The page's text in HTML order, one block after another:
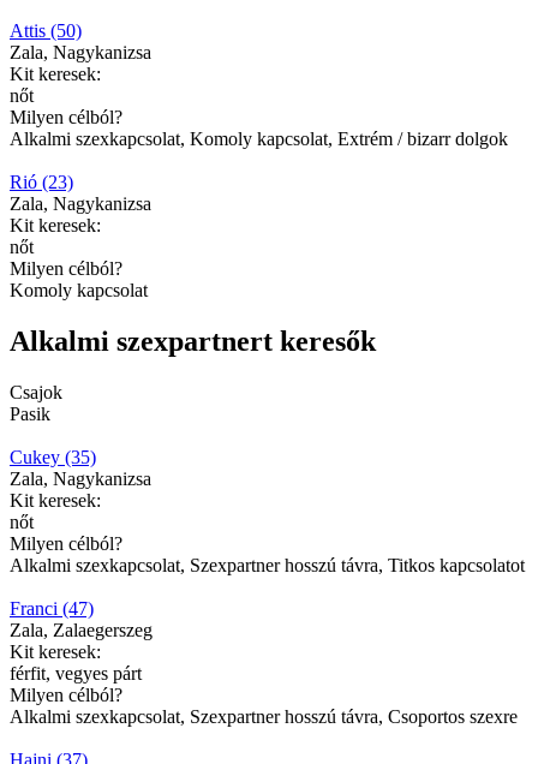
Attis (50)
Zala, Nagykanizsa
Kit keresek:
nőt
Milyen célból?
Alkalmi szexkapcsolat, Komoly kapcsolat, Extrém / bizarr dolgok
Rió (23)
Zala, Nagykanizsa
Kit keresek:
nőt
Milyen célból?
Komoly kapcsolat
Alkalmi szexpartnert keresők
Csajok
Pasik
Cukey (35)
Zala, Nagykanizsa
Kit keresek:
nőt
Milyen célból?
Alkalmi szexkapcsolat, Szexpartner hosszú távra, Titkos kapcsolatot
Franci (47)
Zala, Zalaegerszeg
Kit keresek:
férfit, vegyes párt
Milyen célból?
Alkalmi szexkapcsolat, Szexpartner hosszú távra, Csoportos szexre
Hajni (37)